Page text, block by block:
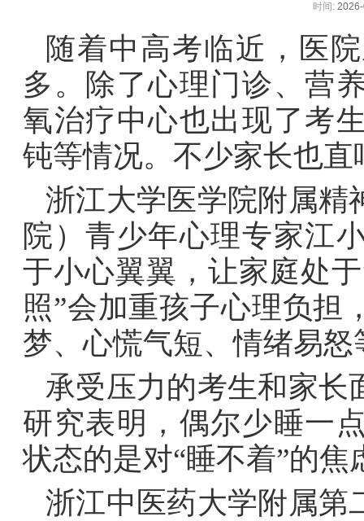
时间:
随着中高考临近，医
多。除了心理门诊、营
氧治疗中心也出现了考
钝等情况。不少家长也直
浙江大学医学院附属精
院）青少年心理专家江
于小心翼翼，让家庭处
照”会加重孩子心理负担
梦、心慌气短、情绪易
承受压力的考生和家长
研究表明，偶尔少睡一
状态的是对“睡不着”的焦
浙江中医药大学附属第